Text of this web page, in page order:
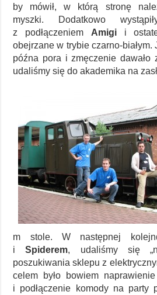
by mówił, w którą stronę
myszki. Dodatkowo
z podłączeniem Amigii
obejrzane w trybie czarno-białym.
późna pora i zmęczenie dawało
udaliśmy się do akademika na
m stole. W następnej
iSpiderem, udaliśmy się
poszukiwania sklepu z
celem było bowiem
i podłączenie komody na party